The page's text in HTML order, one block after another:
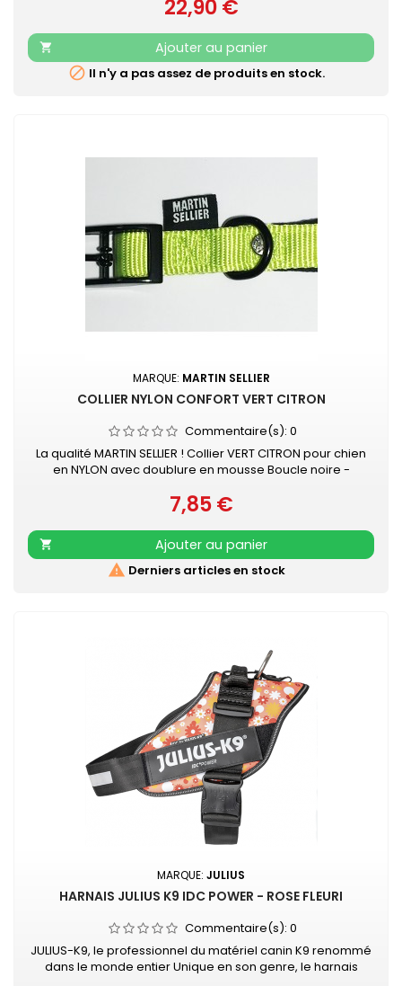
contrôler le chien pendant les balades en ville. Le harnais
IDC®Power est votre compagnon au quotidien, pour le loisir
et la promenade, dans la rue comme au parc. Sa poignée
solide...
Prix
22,90 €

Ajouter au panier
 Il n'y a pas assez de produits en stock.
MARQUE: MARTIN SELLIER
COLLIER NYLON CONFORT VERT CITRON
Commentaire(s): 0
La qualité MARTIN SELLIER ! Collier VERT CITRON pour chien
en NYLON avec doublure en mousse Boucle noire -
pour davantage de confort Nylon ultra-résistant Boucle
laquée noire Couleur acidulée qui soulignera tout type de
pelage. Existe aussi en turquoise, rose, orange, noir,
mauve, gris, rouge et beige
Prix
7,85 €

Ajouter au panier
 Derniers articles en stock
MARQUE: JULIUS
HARNAIS JULIUS K9 IDC POWER - ROSE FLEURI
Commentaire(s): 0
JULIUS-K9, le professionnel du matériel canin K9 renommé
dans le monde entier Unique en son genre, le harnais